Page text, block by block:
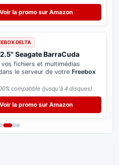
la promo sur Amazon
DELTA
Seagate BarraCuda
fichiers et multimédias
le serveur de votre Freebox
compatible (jusqu'à 4 disques).
la promo sur Amazon